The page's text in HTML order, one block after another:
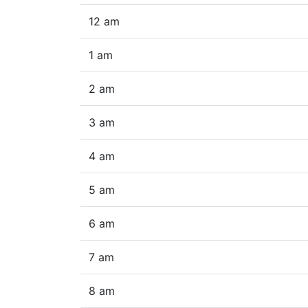
12 am
1 am
2 am
3 am
4 am
5 am
6 am
7 am
8 am